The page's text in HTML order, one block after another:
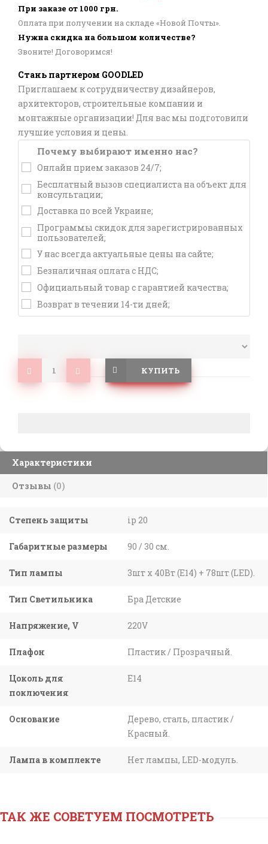
При заказе от 1000 грн.
Оплата при получении на складе «Новой Почты».
Нужна скидка на большом количестве?
Звоните! Договоримся!
Стань партнером GOODLED
Приглашаем к сотрудничеству дизайнеров,
архитекторов, строительные компании и
монтажные организации! Для вас мы подготовили
лучшие условия и цены.
Почему выбирают именно нас?
Онлайн прием заказов 24/7;
Бесплатный вызов специалиста на объект для
консультации;
Доставка по всей Украине;
Программы скидок для зарегистрированных
пользователей;
У нас всегда актуальные цены на сайте;
Безналичная оплата с НДС;
Официальный товар с гарантией качества;
Возврат в течении 14-ти дней;
КУПИТЬ
Характеристики
Отзывы (0)
Степень защиты ip 20
Габаритные размеры 90 / 30 см.
Тип лампы 3шт x 40Вт (E14) + 78шт (LED).
Тип Светильника Бра Детские
Напряжение, V 220V
Плафон Пластик / Прозрачный.
Цоколь для
поключения
E14
Основание
Дерево, сталь, пластик /
Красный.
Лампа в комплекте Нет лампы, LED-модуль.
ТАК ЖЕ СОВЕТУЕМ ПОСМОТРЕТЬ